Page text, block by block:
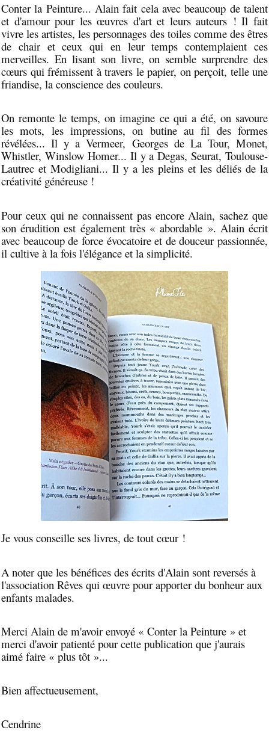
Conter la Peinture... Alain fait cela avec beaucoup de talent
et d'amour pour les œuvres d'art et leurs auteurs ! Il fait
vivre les artistes, les personnages des toiles comme des êtres
de chair et ceux qui en leur temps contemplaient ces
merveilles. En lisant son livre, on semble surprendre des
cœurs qui frémissent à travers le papier, on perçoit, telle une
friandise, la conscience des couleurs.
On remonte le temps, on imagine ce qui a été, on savoure
les mots, les impressions, on butine au fil des formes
révélées... Il y a Vermeer, Georges de La Tour, Monet,
Whistler, Winslow Homer... Il y a Degas, Seurat, Toulouse-
Lautrec et Modigliani... Il y a les pleins et les déliés de la
créativité généreuse !
Pour ceux qui ne connaissent pas encore Alain, sachez que
son érudition est également très « abordable ». Alain écrit
avec beaucoup de force évocatoire et de douceur passionnée,
il cultive à la fois l'élégance et la simplicité.
Je vous conseille ses livres, de tout cœur !
A noter que les bénéfices des écrits d'Alain sont reversés à
l'association Rêves qui œuvre pour apporter du bonheur aux
enfants malades.
Merci Alain de m'avoir envoyé « Conter la Peinture » et
merci d'avoir patienté pour cette publication que j'aurais
aimé faire « plus tôt »...
Bien affectueusement,
Cendrine